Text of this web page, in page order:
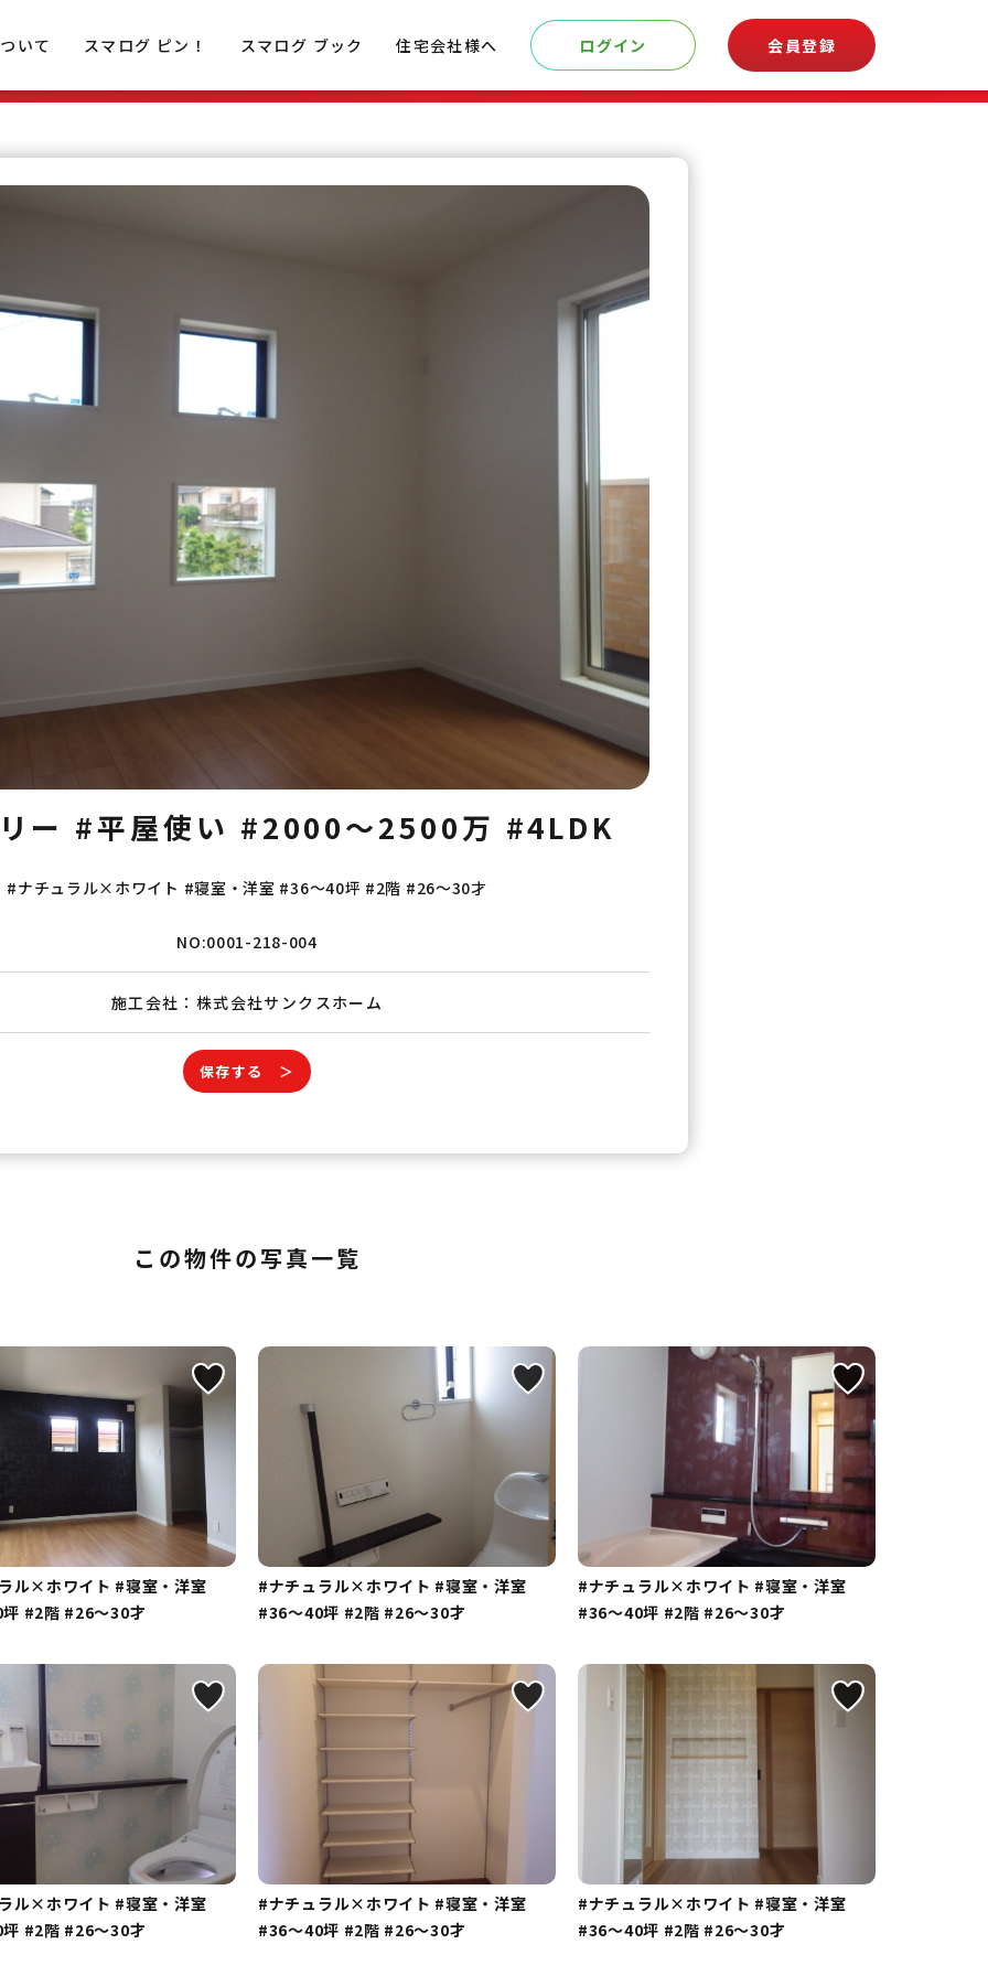
いて スマログ ピン！ スマログ ブック 住宅会社様へ ログイン 会員登録
ー #平屋使い #2000～2500万 #4LDK
#ナチュラル×ホワイト #寝室・洋室 #36～40坪 #2階 #26～30才
NO:0001-218-004
施工会社：株式会社サンクスホーム
保存する ＞
この物件の写真一覧
ル×ホワイト #寝室・洋室
#2階 #26～30才
#ナチュラル×ホワイト #寝室・洋室
#36～40坪 #2階 #26～30才
#ナチュラル×ホワイト #寝室・洋室
#36～40坪 #2階 #26～30才
ル×ホワイト #寝室・洋室
#2階 #26～30才
#ナチュラル×ホワイト #寝室・洋室
#36～40坪 #2階 #26～30才
#ナチュラル×ホワイト #寝室・洋室
#36～40坪 #2階 #26～30才